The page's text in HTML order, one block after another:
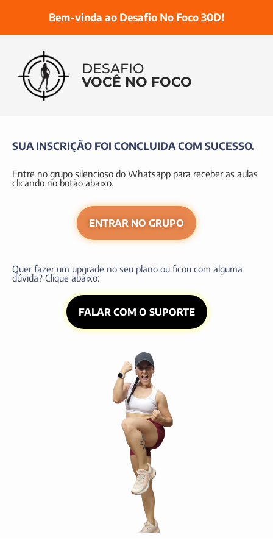
Bem-vinda ao Desafio No Foco 30D!
DESAFIO
VOCÊ NO FOCO
SUA INSCRIÇÃO FOI CONCLUIDA COM SUCESSO.
Entre no grupo silencioso do Whatsapp para receber as aulas
clicando no botão abaixo.
ENTRAR NO GRUPO
Quer fazer um upgrade no seu plano ou ficou com alguma
dúvida? Clique abaixo:
FALAR COM O SUPORTE